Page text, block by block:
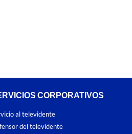
CORPORATIVOS
al televidente
del televidente